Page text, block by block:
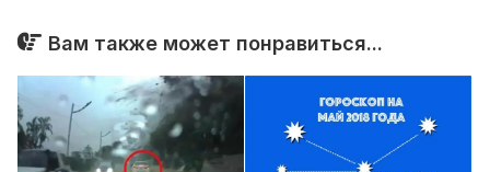
Вам также может понравиться...